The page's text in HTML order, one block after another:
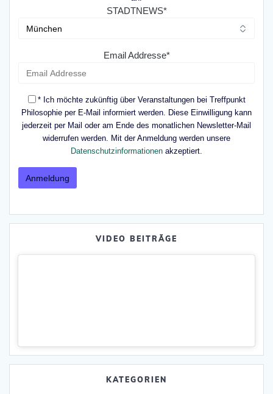
STADTNEWS*
Email Addresse*
* Ich möchte zukünftig über Veranstaltungen bei Treffpunkt
Philosophie per E-Mail informiert werden. Diese Einwilligung kann
jederzeit per Mail oder am Ende des monatlichen Newsletter-Mail
widerrufen werden. Mit der Anmeldung werden unsere
Datenschutzinformationen akzeptiert.
VIDEO BEITRÄGE
KATEGORIEN